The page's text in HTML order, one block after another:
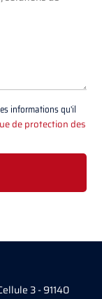
informations qu'il
de protection des
3 - 91140